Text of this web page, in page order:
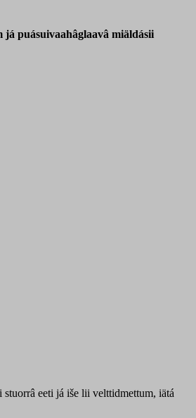
já puásuivaahâglaavâ miäldásii
eeti já iše lii velttidmettum, iätá